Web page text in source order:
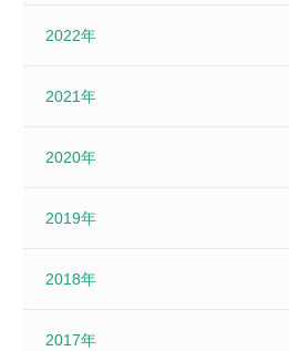
2022年
2021年
2020年
2019年
2018年
2017年